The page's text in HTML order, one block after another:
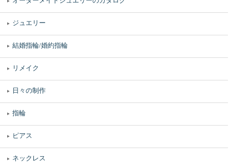
ジュエリー
結婚指輪/婚約指輪
リメイク
日々の制作
指輪
ピアス
ネックレス